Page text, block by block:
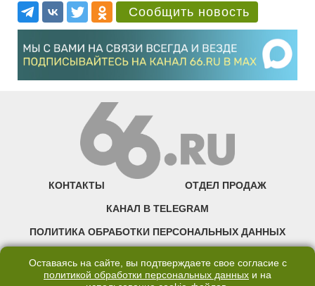
Сообщить новость
КОНТАКТЫ ОТДЕЛ ПРОДАЖ
КАНАЛ В TELEGRAM
ПОЛИТИКА ОБРАБОТКИ ПЕРСОНАЛЬНЫХ ДАННЫХ
Оставаясь на сайте, вы подтверждаете свое согласие с
политикой обработки персональных данных и на